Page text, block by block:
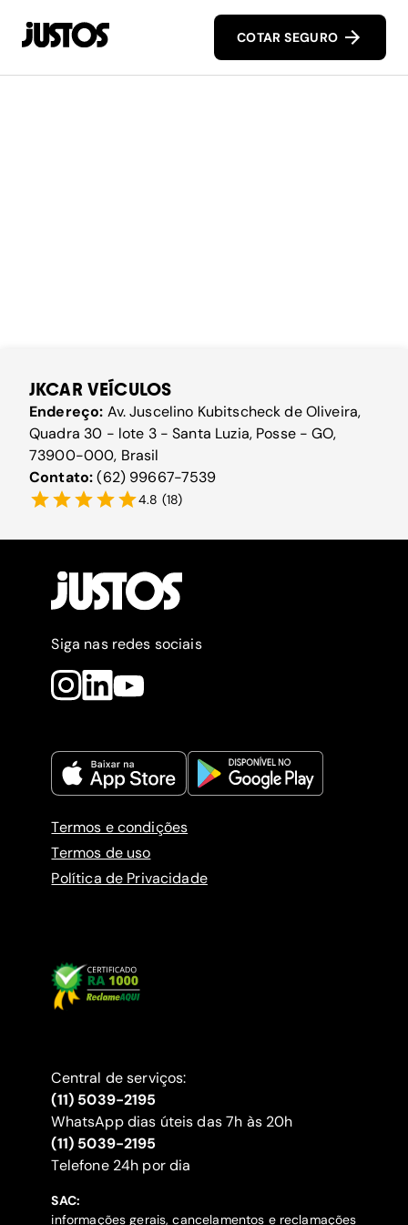
COTAR SEGURO
JKCAR VEÍCULOS
Endereço: Av. Juscelino Kubitscheck de Oliveira,
Quadra 30 - lote 3 - Santa Luzia, Posse - GO,
73900-000, Brasil
Contato:(62) 99667-7539
4.8 (18)
Siga nas redes sociais
Termos e condições
Termos de uso
Política de Privacidade
Central de serviços:
(11) 5039-2195
WhatsApp dias úteis das 7h às 20h
(11) 5039-2195
‍Telefone 24h por dia
SAC:
informações gerais, cancelamentos e reclamações